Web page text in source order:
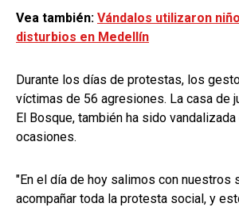
Vea también: Vándalos utilizaron
disturbios en Medellín
Durante los días de protestas, los
víctimas de 56 agresiones. La casa de
El Bosque, también ha sido
ocasiones.
"En el día de hoy salimos con nuestros
acompañar toda la protesta social, y